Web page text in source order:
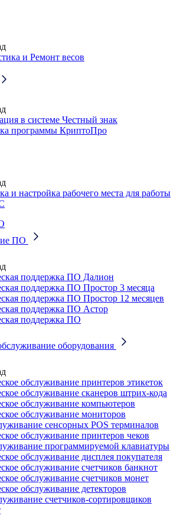
и Ремонт весов
в системе Честный знак
программы КриптоПро
и настройка рабочего места для работы
ПО
поддержка ПО Далион
поддержка ПО Простор 3 месяца
поддержка ПО Простор 12 месяцев
поддержка ПО Астор
поддержка ПО
оборудования
обслуживание принтеров этикеток
обслуживание сканеров штрих-кода
обслуживание компьютеров
обслуживание мониторов
сенсорных POS терминалов
обслуживание принтеров чеков
программируемой клавиатуры
обслуживание дисплея покупателя
обслуживание счетчиков банкнот
обслуживание счетчиков монет
обслуживание детекторов
счетчиков-сортировщиков